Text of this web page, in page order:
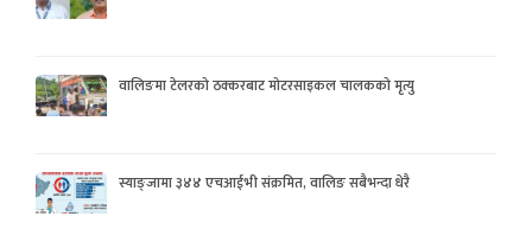
वालिङमा टेलरको ठक्करबाट मोटरसाइकल चालकको मृत्यु
स्याङ्जामा ३४४ एचआईभी संक्रमित, वालिङ सबैभन्दा धेरै